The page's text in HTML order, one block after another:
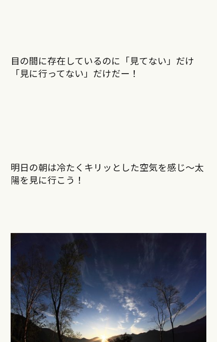
目の間に存在しているのに「見てない」だけ
「見に行ってない」だけだー！
明日の朝は冷たくキリッとした空気を感じ〜太
陽を見に行こう！